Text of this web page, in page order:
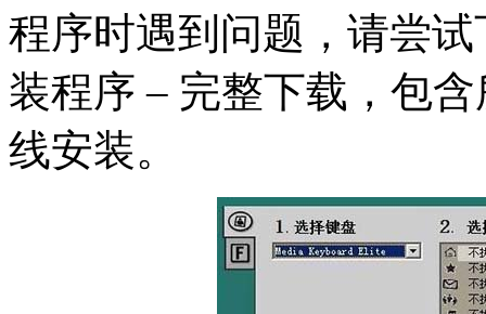
程序时遇到问题，请尝
装程序 – 完整下载，包
线安装。